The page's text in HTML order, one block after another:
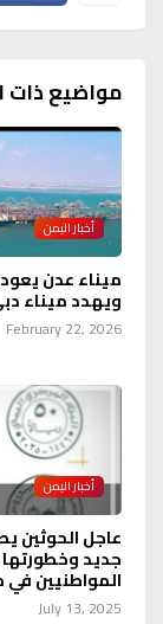
مواضيع ذات
أخبار اليمن
ميناء عدن
ويهدد ميناء
February 22, 2026
أخبار اليمن
عاجل الحوثين
جديد
المواطنيين
July 13, 2025